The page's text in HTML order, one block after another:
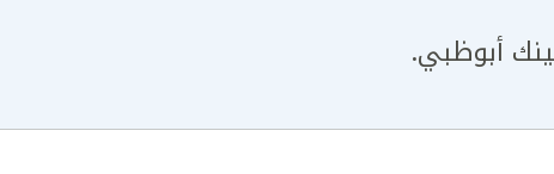
أبوظبي.